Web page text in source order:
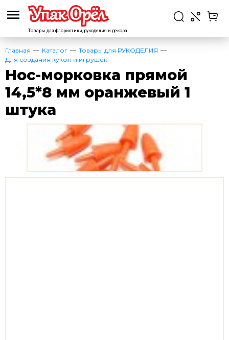
Товары для флористики, рукоделия и декора
Главная Каталог
Товары для РУКОДЕЛИЯ
Для создания кукол и игрушек
Нос-морковка прямой
14,5*8 мм оранжевый 1
штука